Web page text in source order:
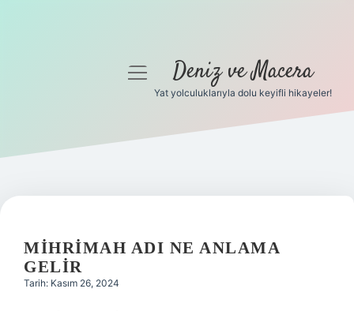
Gizlilik Politikası
Yasal Uyarı
menüyüDeniz ve Macera
Yat yolculuklarıyla dolu keyifli hikayeler!
MIHRIMAH ADI NE ANLAMA
GELIR
Tarih: Kasım 26, 2024